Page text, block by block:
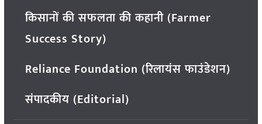
किसानों की सफलता की कहानी (Farmer
Success Story)
Reliance Foundation (रिलायंस फाउंडेशन)
संपादकीय (Editorial)